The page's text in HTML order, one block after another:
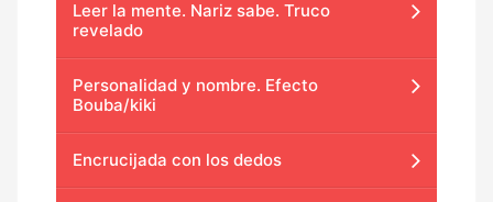
Leer la mente. Nariz sabe. Truco
revelado
Personalidad y nombre. Efecto
Bouba/kiki
Encrucijada con los dedos